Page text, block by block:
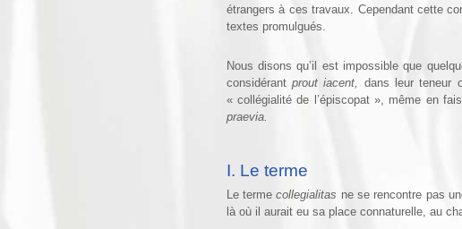
étrangers à ces tra­vaux. Cependant cette
textes promulgués.
Nous disons qu’il est impossible que
considérantprout iacent, dans leur teneur
« collégialité de l’épiscopat », même en
praevia.
I. Le terme
Le termecollegialitas ne se rencontre pas
là où il aurait eu sa place connaturelle, au